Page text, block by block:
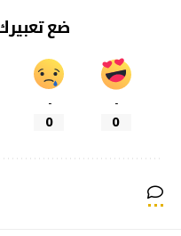
ضع
-
0
-
0